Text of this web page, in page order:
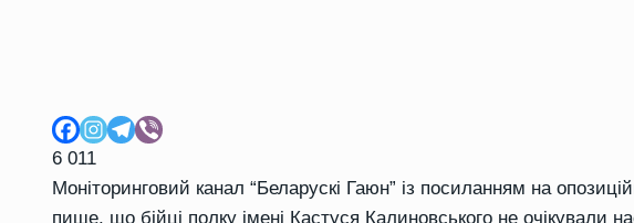
6 011
Моніторинговий канал “Беларускі Гаюн” із посиланням на
пише, що бійці полку імені Кастуся Калиновського не очікували